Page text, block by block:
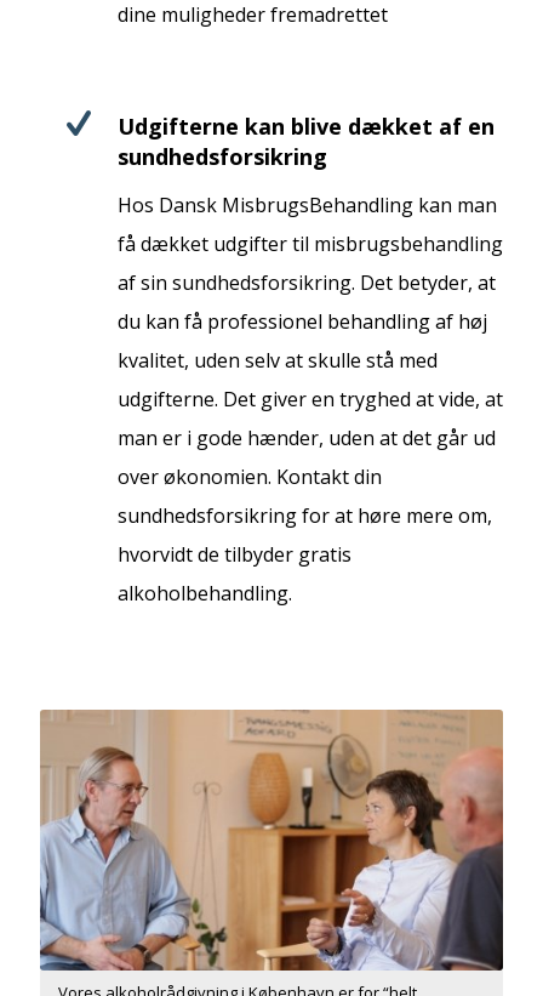
dine muligheder fremadrettet
Udgifterne kan blive dækket af en
sundhedsforsikring
Hos Dansk MisbrugsBehandling kan man
få dækket udgifter til misbrugsbehandling
af sin sundhedsforsikring. Det betyder, at
du kan få professionel behandling af høj
kvalitet, uden selv at skulle stå med
udgifterne. Det giver en tryghed at vide, at
man er i gode hænder, uden at det går ud
over økonomien. Kontakt din
sundhedsforsikring for at høre mere om,
hvorvidt de tilbyder gratis
alkoholbehandling.